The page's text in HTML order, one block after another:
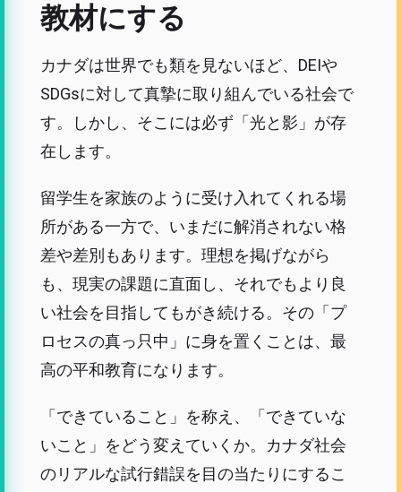
教材にする
カナダは世界でも類を見ないほど、DEIや
SDGsに対して真摯に取り組んでいる社会で
す。しかし、そこには必ず「光と影」が存
在します。
留学生を家族のように受け入れてくれる場
所がある一方で、いまだに解消されない格
差や差別もあります。理想を掲げながら
も、現実の課題に直面し、それでもより良
い社会を目指してもがき続ける。その「プ
ロセスの真っ只中」に身を置くことは、最
高の平和教育になります。
「できていること」を称え、「できていな
いこと」をどう変えていくか。カナダ社会
のリアルな試行錯誤を目の当たりにするこ